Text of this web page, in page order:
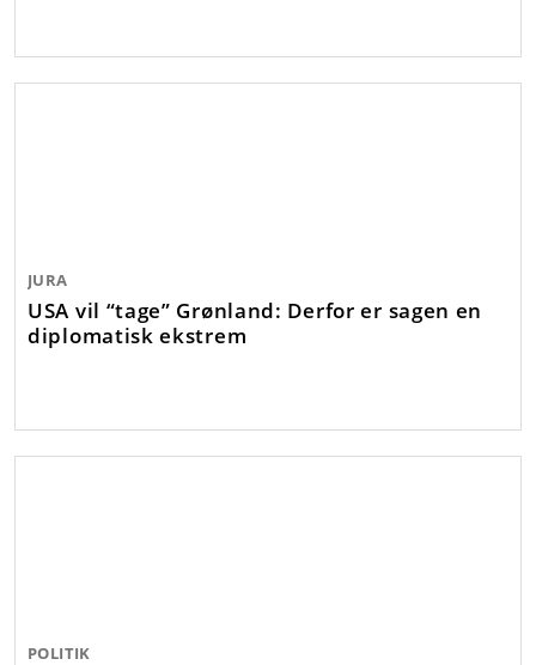
JURA
USA vil “tage” Grønland: Derfor er sagen en
diplomatisk ekstrem
POLITIK